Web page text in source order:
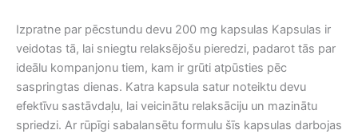
Izpratne par pēcstundu devu 200 mg kapsulas Kapsulas ir
veidotas tā, lai sniegtu relaksējošu pieredzi, padarot tās par
ideālu kompanjonu tiem, kam ir grūti atpūsties pēc
saspringtas dienas. Katra kapsula satur noteiktu devu
efektīvu sastāvdaļu, lai veicinātu relaksāciju un mazinātu
spriedzi. Ar rūpīgi sabalansētu formulu šīs kapsulas darbojas